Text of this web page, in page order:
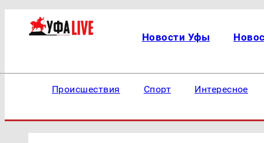
Новости Уфы
Происшествия Спорт Интересное